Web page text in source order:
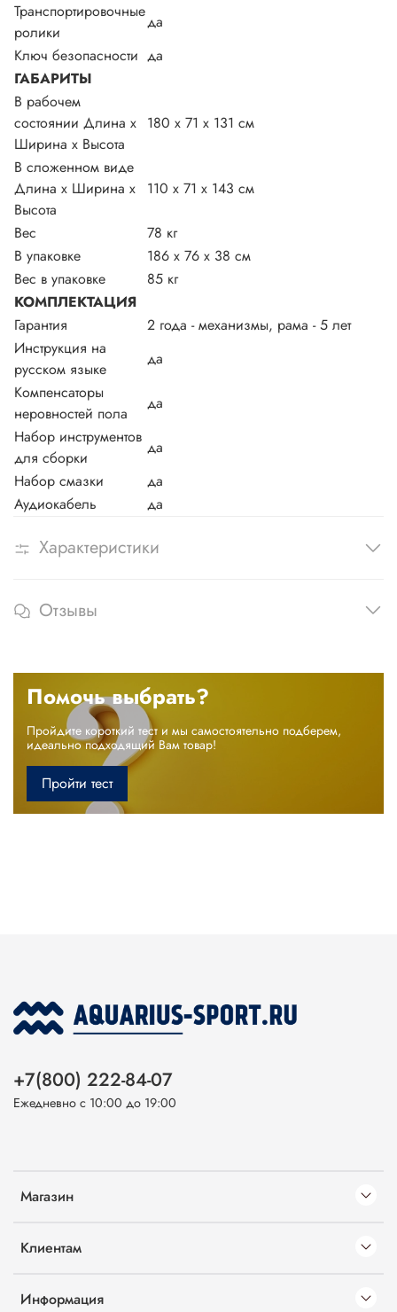
Транспортировочные
ролики
да
Ключ безопасности да
ГАБАРИТЫ
В рабочем
состоянии Длина х
Ширина х Высота
180 х 71 х 131 см
В сложенном виде
Длина х Ширина х
Высота
110 х 71 х 143 см
Вес
78 кг
В упаковке
186 х 76 х 38 см
Вес в упаковке
85 кг
КОМПЛЕКТАЦИЯ
Гарантия
2 года - механизмы, рама - 5 лет
Инструкция на
русском языке
да
Компенсаторы
неровностей пола
да
Набор инструментов
для сборки
да
Набор смазки
да
Аудиокабель
да
Характеристики
Отзывы
Помочь выбрать?
Пройдите короткий тест и мы самостоятельно подберем,
идеально подходящий Вам товар!
Пройти тест
Магазин
Клиентам
Информация
+7(800) 222-84-07
Ежедневно с 10:00 до 19:00